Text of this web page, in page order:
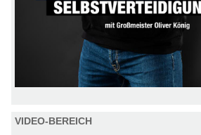
VIDEO-BEREICH